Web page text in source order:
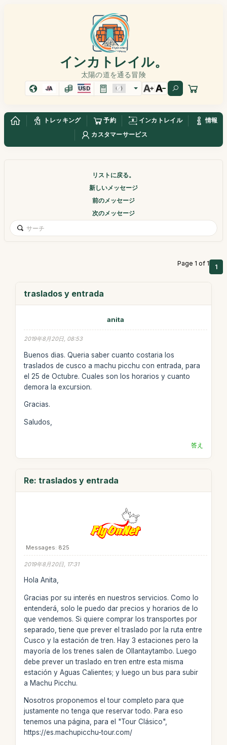
インカトレイル。
太陽の道を通る冒険
JA USD
トレッキング 予約 インカトレイル
情報
カスタマーサービス
リストに戻る。
新しいメッセージ
前のメッセージ
次のメッセージ
Page 1 of 1 1
traslados y entrada
anita
2019年8月20日, 08:53
Buenos dias. Queria saber cuanto costaria los
traslados de cusco a machu picchu con entrada, para
el 25 de Octubre. Cuales son los horarios y cuanto
demora la excursion.
Gracias.
Saludos,
答え
Re: traslados y entrada
Messages: 825
2019年8月20日, 17:31
Hola Anita,
Gracias por su interés en nuestros servicios. Como lo
entenderá, solo le puedo dar precios y horarios de lo
que vendemos. Si quiere comprar los transportes por
separado, tiene que prever el traslado por la ruta entre
Cusco y la estación de tren. Hay 3 estaciones pero la
mayoría de los trenes salen de Ollantaytambo. Luego
debe prever un traslado en tren entre esta misma
estación y Aguas Calientes; y luego un bus para subir
a Machu Picchu.
Nosotros proponemos el tour completo para que
justamente no tenga que reservar todo. Para eso
tenemos una página, para el "Tour Clásico",
https://es.machupicchu-tour.com/